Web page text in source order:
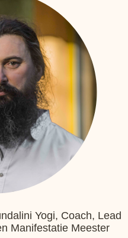
Yogi, Coach, Lead
Manifestatie Meester